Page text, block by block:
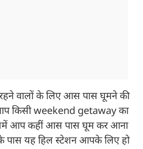
वालों के लिए आस पास घूमने की
किसी weekend getaway का
आप कहीं आस पास घूम कर आना
के पास यह हिल स्टेशन आपके लिए हो